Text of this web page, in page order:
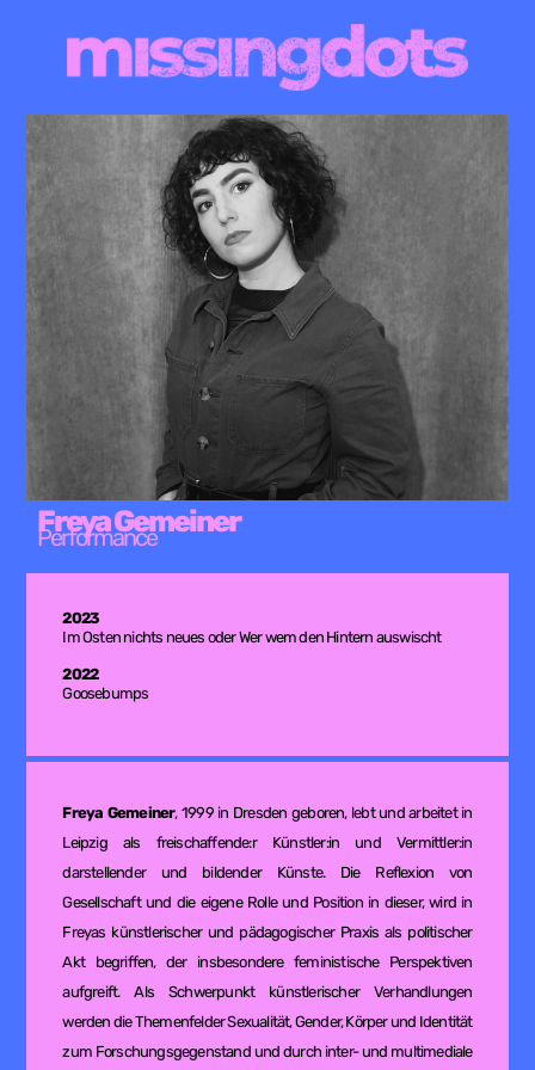
Freya Gemeiner
Performance
2023
Im Osten nichts neues oder Wer wem den Hintern auswischt
2022
Goosebumps
Freya Gemeiner, 1999 in Dresden geboren, lebt und arbeitet in
Leipzig als freischaffende:r Künstler:in und Vermittler:in
darstellender und bildender Künste. Die Reflexion von
Gesellschaftund die eigene Rolle und Position in dieser, wird in
Freyas künstlerischer und pädagogischer Praxis als politischer
Akt begriffen, der insbesondere feministische Perspektiven
aufgreift. Als Schwerpunkt künstlerischer Verhandlungen
werden die Themenfelder Sexualität, Gender, Körperund Identität
zum Forschungsgegenstand und durch inter- und multimediale